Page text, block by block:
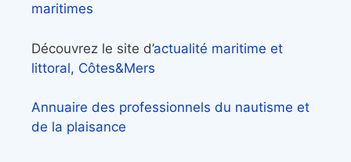
maritimes
Découvrez le site d’actualité maritime et
littoral, Côtes&Mers
Annuaire des professionnels du nautisme et
de la plaisance